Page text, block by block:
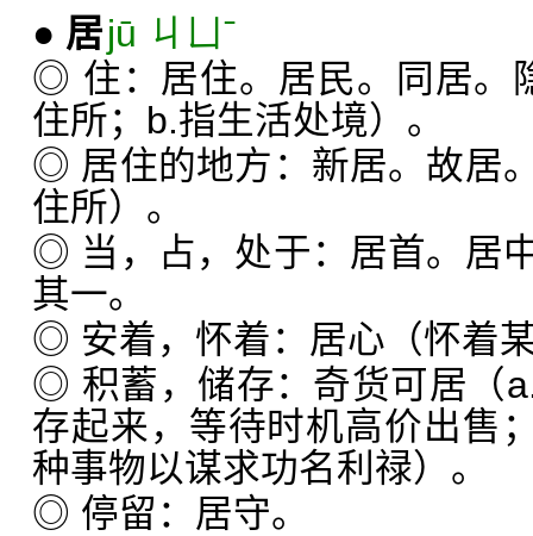
● 居jū ㄐㄩˉ
◎ 住：居住。居民。同居。
住所；b.指生活处境）。
◎ 居住的地方：新居。故居
住所）。
◎ 当，占，处于：居首。居
其一。
◎ 安着，怀着：居心（怀着
◎ 积蓄，储存：奇货可居（
存起来，等待时机高价出售
种事物以谋求功名利禄）。
◎ 停留：居守。